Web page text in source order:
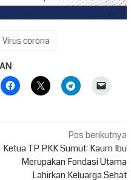
Virus corona
Pos berikutnya
Ketua TP PKK Sumut: Kaum Ibu
Merupakan Fondasi Utama
Lahirkan Keluarga Sehat